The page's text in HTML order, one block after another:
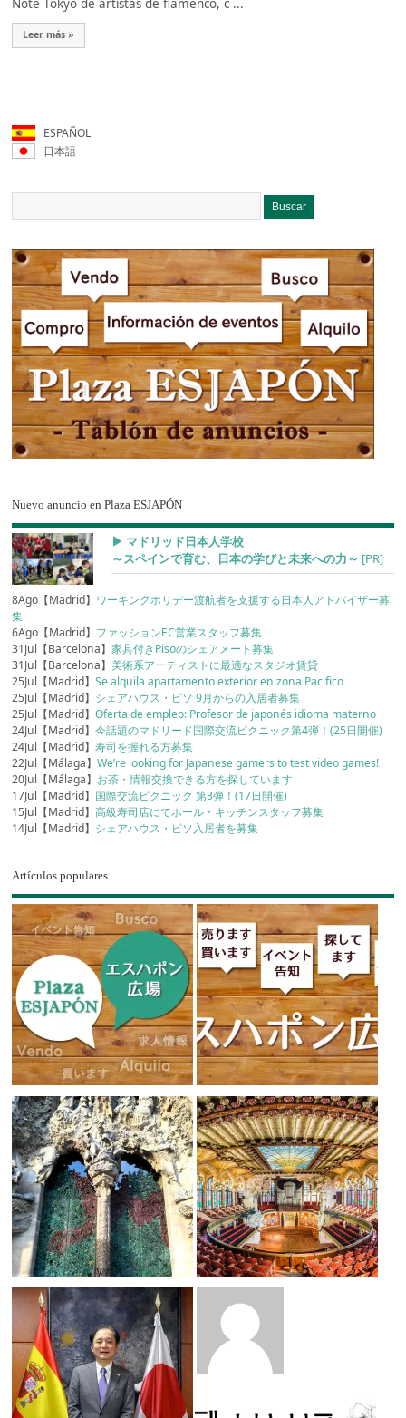
Note Tokyo de artistas de flamenco, c ...
Leer más »
ESPAÑOL
日本語
Nuevo anuncio en Plaza ESJAPÓN
▶︎ マドリッド日本人学校
～スペインで育む、日本の学びと未来への力～ [PR]
8Ago【Madrid】 ワーキングホリデー渡航者を支援する日本人アドバイザー募
集
6Ago【Madrid】 ファッションEC営業スタッフ募集
31Jul【Barcelona】家具付きPisoのシェアメート募集
31Jul【Barcelona】美術系アーティストに最適なスタジオ賃貸
25Jul【Madrid】Se alquila apartamento exterior en zona Pacifico
25Jul【Madrid】 シェアハウス・ピソ 9月からの入居者募集
25Jul【Madrid】Oferta de empleo: Profesor de japonés idioma materno
24Jul【Madrid】今話題のマドリード国際交流ピクニック第4弾！(25日開催)
24Jul【Madrid】寿司を握れる方募集
22Jul【Málaga】We’re looking for Japanese gamers to test video games!
20Jul【Málaga】 お茶・情報交換できる方を探しています
17Jul【Madrid】 国際交流ピクニック 第3弾！(17日開催)
15Jul【Madrid】高級寿司店にてホール・キッチンスタッフ募集
14Jul【Madrid】 シェアハウス・ピソ入居者を募集
Artículos populares